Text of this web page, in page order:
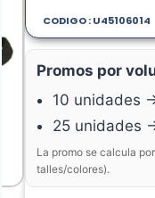
CODIGO : U45106014
Promos por
10 unidades
25 unidades
La promo se calcula
talles/colores).